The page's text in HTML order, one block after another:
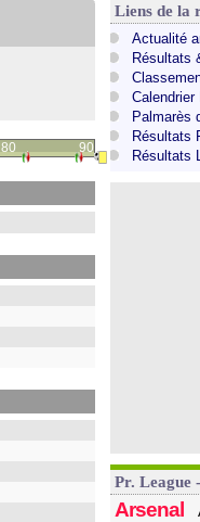
80 90
Liens de la
Actualité
Résultats
Calendrier
Palmarès
Résultats
Résultats
Pr. League
Arsenal